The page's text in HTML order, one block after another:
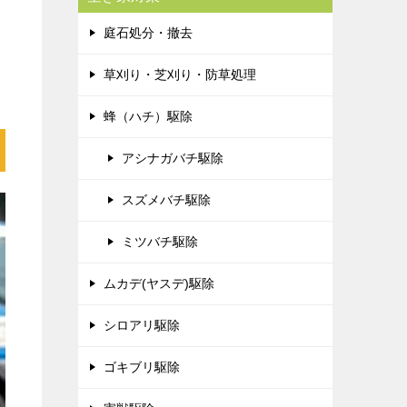
庭石処分・撤去
草刈り・芝刈り・防草処理
蜂（ハチ）駆除
アシナガバチ駆除
スズメバチ駆除
ミツバチ駆除
ムカデ(ヤスデ)駆除
シロアリ駆除
ゴキブリ駆除